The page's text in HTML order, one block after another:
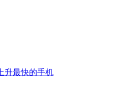
上升最快的手机